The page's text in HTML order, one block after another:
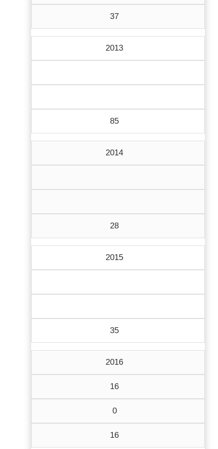
37
2013
85
2014
28
2015
35
2016
16
0
16